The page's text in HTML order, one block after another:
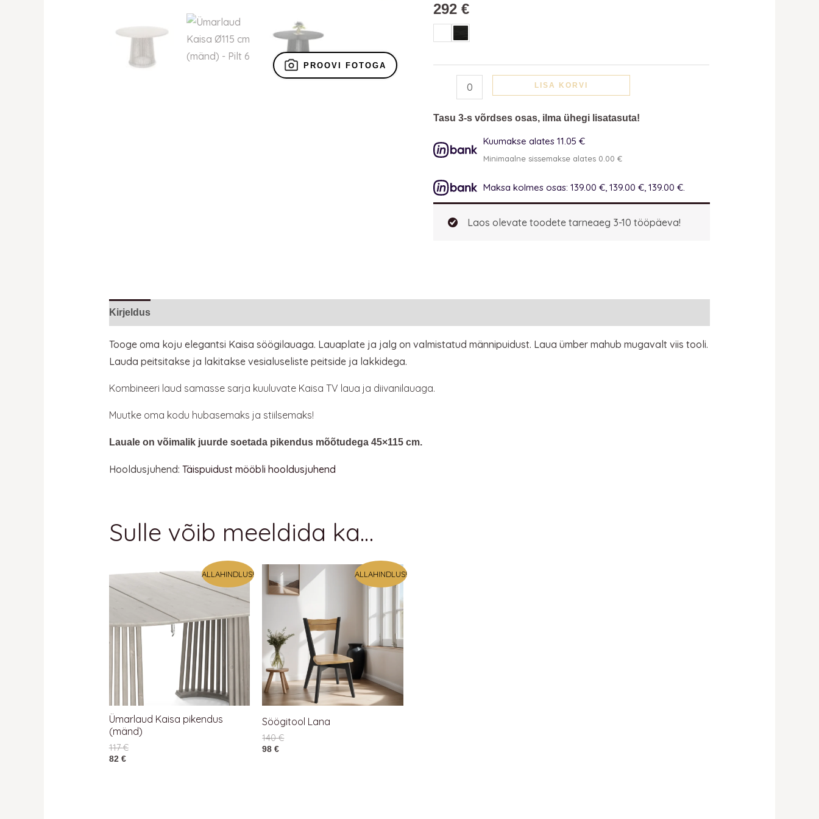
PROOVI FOTOGA
292€
LISA KORVI
Tasu 3-s võrdses osas, ilma ühegi lisatasuta!
Kuumakse alates 11.05 €
Minimaalne sissemakse alates 0.00 €
Maksa kolmes osas: 139.00 €, 139.00 €, 139.00 €.
Laos olevate toodete tarneaeg 3-10 tööpäeva!
Kirjeldus
Tooge oma koju elegantsi Kaisa söögilauaga. Lauaplate ja jalg on valmistatud männipuidust. Laua ümber mahub mugavalt viis tooli.
Lauda peitsitakse ja lakitakse vesialuseliste peitside ja lakkidega.
Kombineeri laud samasse sarja kuuluvate Kaisa TV laua ja diivanilauaga.
Muutke oma kodu hubasemaks ja stiilsemaks!
Lauale on võimalik juurde soetada pikendus mõõtudega 45×115 cm.
Hooldusjuhend: Täispuidust mööbli hooldusjuhend
Sulle võib meeldida ka…
ALLAHINDLUS!
Ümarlaud Kaisa pikendus
(mänd)
117€
82 €
ALLAHINDLUS!
Söögitool Lana
140€
98€